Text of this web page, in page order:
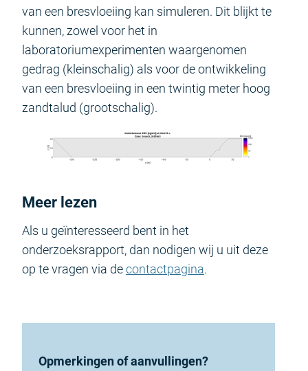
van een bresvloeiing kan simuleren. Dit blijkt te
kunnen, zowel voor het in
laboratoriumexperimenten waargenomen
gedrag (kleinschalig) als voor de ontwikkeling
van een bresvloeiing in een twintig meter hoog
zandtalud (grootschalig).
Meer lezen
Als u geïnteresseerd bent in het
onderzoeksrapport, dan nodigen wij u uit deze
op te vragen via decontactpagina.
Opmerkingen of aanvullingen?